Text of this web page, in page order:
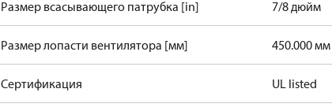
Размер всасывающего патрубка [in] 7/8 дюйм
Размер лопасти вентилятора [мм] 450.000 мм
Сертификация UL listed